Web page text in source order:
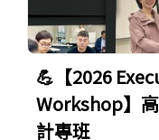
💪【2026
Workshop】
計專班